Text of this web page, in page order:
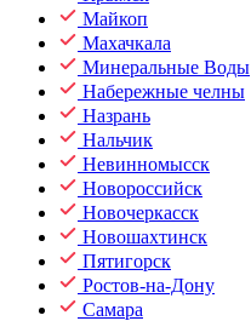
Майкоп
Махачкала
Минеральные Воды
Набережные челны
Назрань
Нальчик
Невинномысск
Новороссийск
Новочеркасск
Новошахтинск
Пятигорск
Ростов-на-Дону
Самара